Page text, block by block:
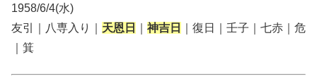
1958/6/4(水)
友引｜八専入り｜ 天恩日 神吉日
｜復日｜壬子｜七赤｜危
｜箕